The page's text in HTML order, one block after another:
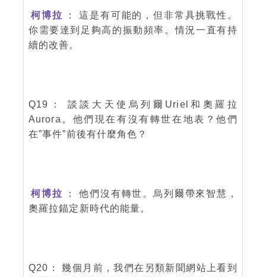
柯博拉
： 這是有可能的，但非常具挑戰性。
你需要達到足夠高的振動頻率。情況一直有持
續的改善。
Q19： 談談大天使烏列爾Uriel和奧羅拉
Aurora。他們現在有沒有轉世在地表？他們
在”事件”前後有什麼角色？
柯博拉
： 他們沒有轉世。烏列爾帶來智慧，
奧羅拉錨定新時代的能量。
Q20： 幾個月前，我們在另類新聞網站上看到